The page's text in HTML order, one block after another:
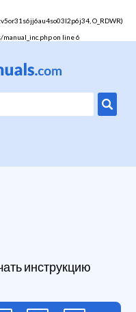
O_RDWR)
on line6
инструкцию